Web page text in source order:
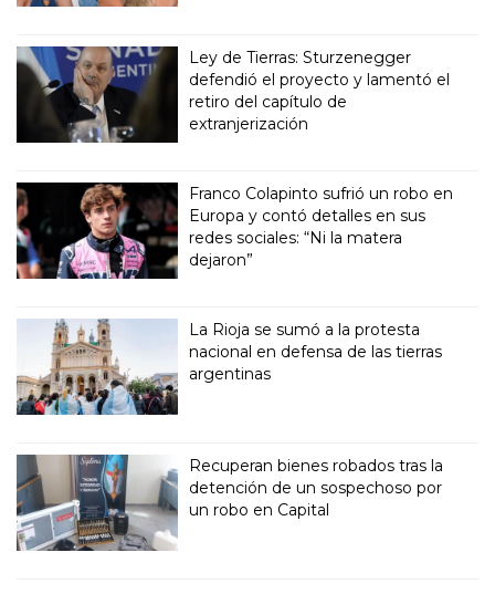
Ley de Tierras: Sturzenegger
defendió el proyecto y lamentó el
retiro del capítulo de
extranjerización
Franco Colapinto sufrió un robo en
Europa y contó detalles en sus
redes sociales: “Ni la matera
dejaron”
La Rioja se sumó a la protesta
nacional en defensa de las tierras
argentinas
Recuperan bienes robados tras la
detención de un sospechoso por
un robo en Capital